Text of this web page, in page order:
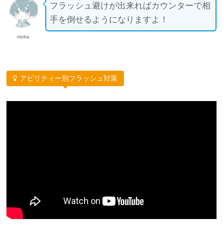
moka
フラッシュ避けが出来ればカウンターで相
手を倒せるようになりますよ！
アビリティー別フラッシュ対策